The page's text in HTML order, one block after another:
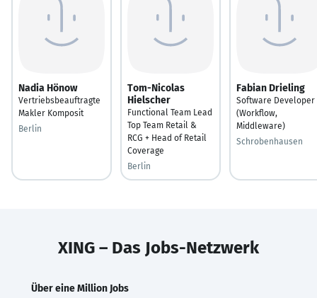
Nadia Hönow
Vertriebsbeauftragte
Makler Komposit
Berlin
Tom-Nicolas
Hielscher
Functional Team Lead
Top Team Retail &
RCG + Head of Retail
Coverage
Berlin
Fabian Drieling
Software Developer
(Workflow,
Middleware)
Schrobenhausen
XING – Das Jobs-Netzwerk
Über eine Million Jobs